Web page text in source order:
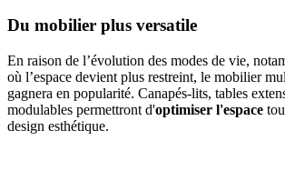
Du mobilier plus versatile
En raison de l’évolution des modes de vie,
où l’espace devient plus restreint, le mobilier
gagnera en popularité. Canapés-lits, tables
modulables permettront d'optimiser l'espace
design esthétique.